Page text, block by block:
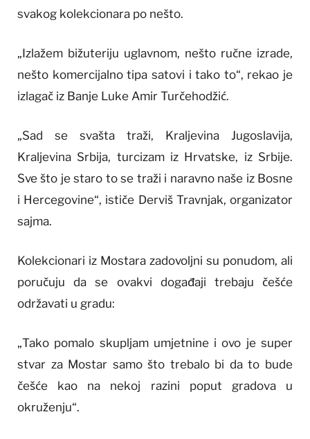
svakog kolekcionara po nešto.
„Izlažem bižuteriju uglavnom, nešto ručne izrade,
nešto komercijalno tipa satovi i tako to“, rekao je
izlagač iz Banje Luke Amir Turčehodžić.
„Sad se svašta traži, Kraljevina Jugoslavija,
Kraljevina Srbija, turcizam iz Hrvatske, iz Srbije.
Sve što je staro to se traži i naravno naše iz Bosne
i Hercegovine“, ističe Derviš Travnjak, organizator
sajma.
Kolekcionari iz Mostara zadovoljni su ponudom, ali
poručuju da se ovakvi događaji trebaju češće
održavati u gradu:
„Tako pomalo skupljam umjetnine i ovo je super
stvar za Mostar samo što trebalo bi da to bude
češće kao na nekoj razini poput gradova u
okruženju“.